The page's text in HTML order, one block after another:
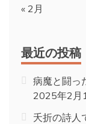
« 2月
最近の投稿
病魔と闘っ
2025年2月
夭折の詩人